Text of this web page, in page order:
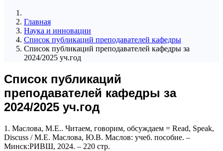
Главная
Наука и инновации
Список публикаций преподавателей кафедры
Список публикаций преподавателей кафедры за
2024/2025 уч.год
Список публикаций
преподавателей кафедры за
2024/2025 уч.год
1. Маслова, М.Е.. Читаем, говорим, обсуждаем = Read, Speak,
Discuss / М.Е. Маслова, Ю.В. Маслов: учеб. пособие. –
Минск:РИВШ, 2024. – 220 стр.